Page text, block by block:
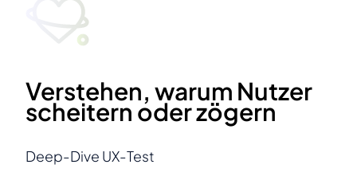
Verstehen, warum Nutzer
scheitern oder zögern
Deep-Dive UX-Test